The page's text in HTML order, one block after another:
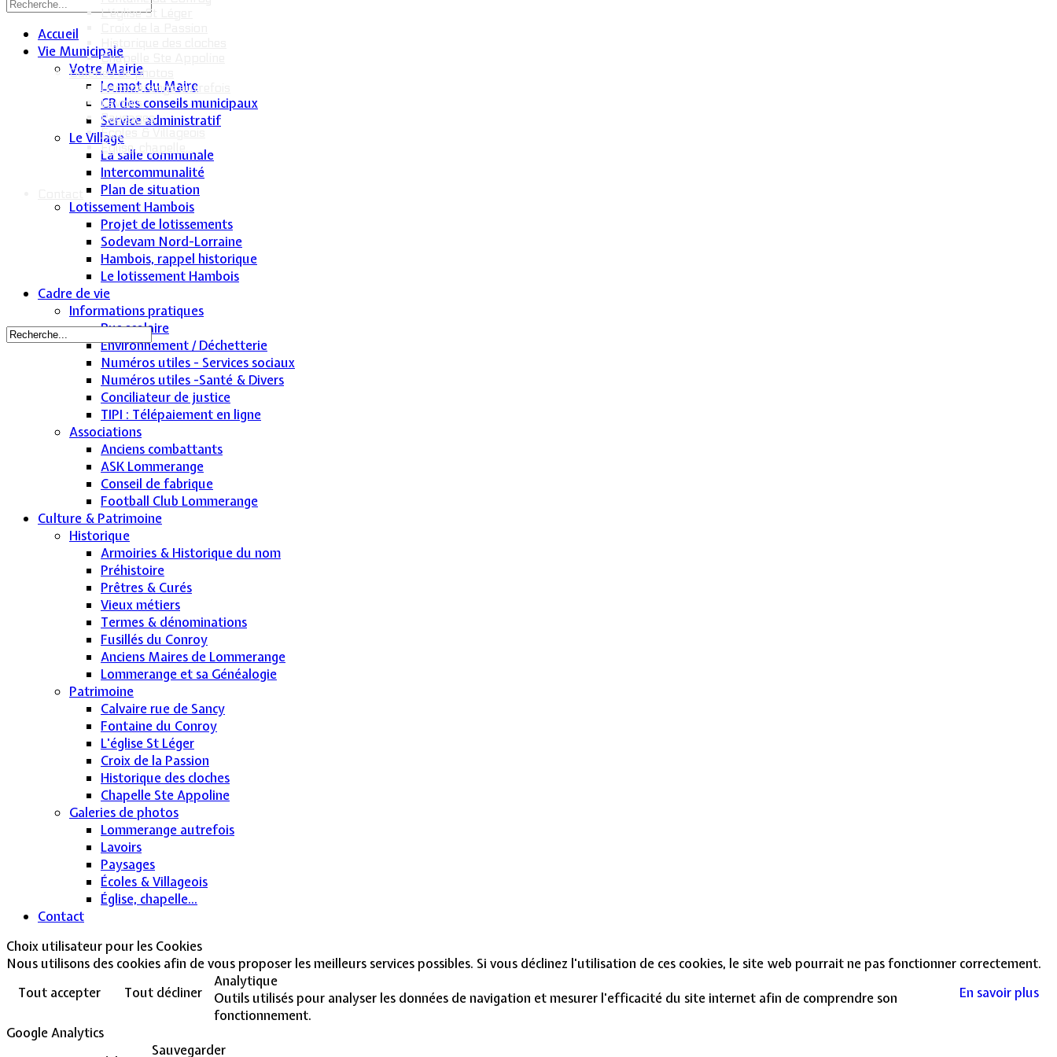
L'église St Léger
Historique des cloches
Chapelle Ste Appoline
Galeries de photos
Lommerange autrefois
Lavoirs
Paysages
Écoles & Villageois
Église, chapelle...
Accueil
Vie Municipale
Votre Mairie
Le mot du Maire
CR des conseils municipaux
Service administratif
Le Village
La salle communale
Intercommunalité
Plan de situation
Lotissement Hambois
Projet de lotissements
Sodevam Nord-Lorraine
Hambois, rappel historique
Le lotissement Hambois
Cadre de vie
Informations pratiques
Bus scolaire
Environnement / Déchetterie
Numéros utiles - Services sociaux
Numéros utiles -Santé & Divers
Conciliateur de justice
TIPI : Télépaiement en ligne
Associations
Anciens combattants
ASK Lommerange
Conseil de fabrique
Football Club Lommerange
Culture & Patrimoine
Historique
Armoiries & Historique du nom
Préhistoire
Prêtres & Curés
Vieux métiers
Termes & dénominations
Fusillés du Conroy
Anciens Maires de Lommerange
Lommerange et sa Généalogie
Patrimoine
Calvaire rue de Sancy
Fontaine du Conroy
L'église St Léger
Croix de la Passion
Historique des cloches
Chapelle Ste Appoline
Galeries de photos
Lommerange autrefois
Lavoirs
Paysages
Écoles & Villageois
Église, chapelle...
Contact
Choix utilisateur pour les Cookies
Nous utilisons des cookies afin de vous proposer les meilleurs services possibles. Si vous déclinez l'utilisation de ces cookies, le site web pourrait ne pas fonctionner correctement.
Tout accepter
Tout décliner En savoir plus
Analytique
Outils utilisés pour analyser les données de navigation et mesurer l'efficacité du site internet afin de comprendre son
fonctionnement.
Google Analytics
Sauvegarder